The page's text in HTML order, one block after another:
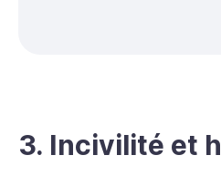
3. Incivilité et